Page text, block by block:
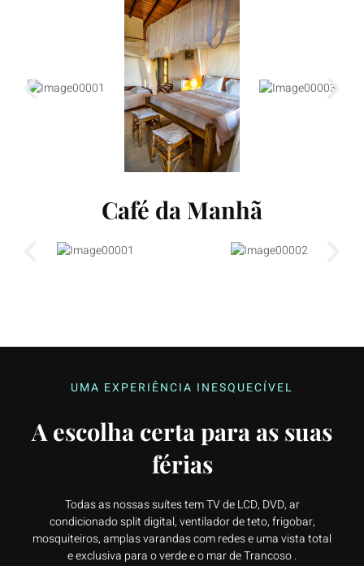
Café da Manhã
UMA EXPERIÊNCIA INESQUECÍVEL
A escolha certa para as suas
férias
Todas as nossas suítes tem TV de LCD, DVD, ar
condicionado split digital, ventilador de teto, frigobar,
mosquiteiros, amplas varandas com redes e uma vista total
e exclusiva para o verde e o mar de Trancoso .